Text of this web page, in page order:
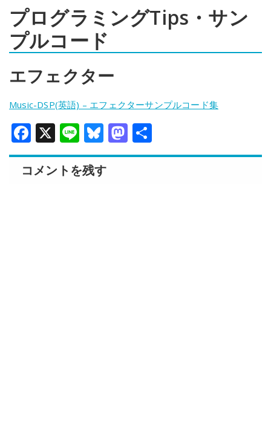
プログラミングTips・サン
プルコード
エフェクター
Music-DSP(英語) – エフェクターサンプルコード集
Facebook
X LineBluesky
Mastodon
有
コメントを残す